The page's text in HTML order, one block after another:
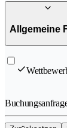
Allgemeine